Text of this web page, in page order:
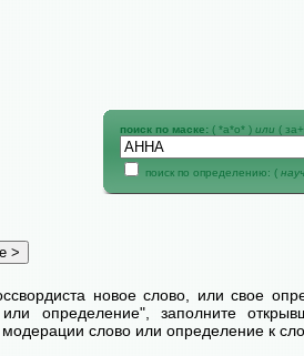
поиск по маске: ( *а*о* ) или (
поиск по определению: (
новое слово, или свое
определение", заполните
слово или определение к